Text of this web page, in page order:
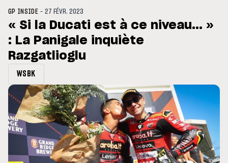
opéré avec succès de la
droite à Madrid
MOTO GP
GP INSIDE -27 FÉVR. 2023
« Si la Ducati est à ce niveau... »
: La Panigale inquiète
Razgatlioglu
WSBK